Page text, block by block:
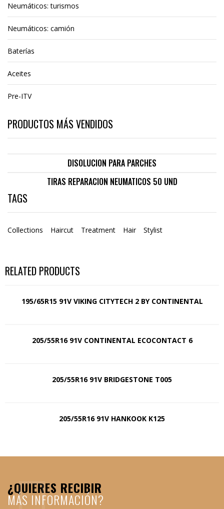
Neumáticos: turismos
Neumáticos: camión
Baterías
Aceites
Pre-ITV
PRODUCTOS MÁS VENDIDOS
DISOLUCION PARA PARCHES
TIRAS REPARACION NEUMATICOS 50 UND
TAGS
Collections Haircut Treatment Hair Stylist
RELATED PRODUCTS
195/65R15 91V VIKING CITYTECH 2 BY CONTINENTAL
205/55R16 91V CONTINENTAL ECOCONTACT 6
205/55R16 91V BRIDGESTONE T005
205/55R16 91V HANKOOK K125
¿QUIERES RECIBIR
MÁS INFORMACIÓN?